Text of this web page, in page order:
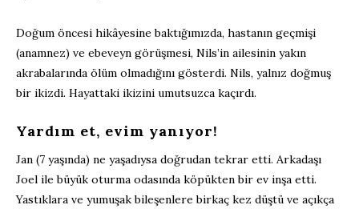
Doğum öncesi hikâyesine baktığımızda, hastanın geçmişi
(anamnez) ve ebeveyn görüşmesi, Nils’in ailesinin yakın
akrabalarında ölüm olmadığını gösterdi. Nils, yalnız doğmuş
bir ikizdi. Hayattaki ikizini umutsuzca kaçırdı.
Yardım et, evim yanıyor!
Jan (7 yaşında) ne yaşadıysa doğrudan tekrar etti. Arkadaşı
Joel ile büyük oturma odasında köpükten bir ev inşa etti.
Yastıklara ve yumuşak bileşenlere birkaç kez düştü ve açıkça